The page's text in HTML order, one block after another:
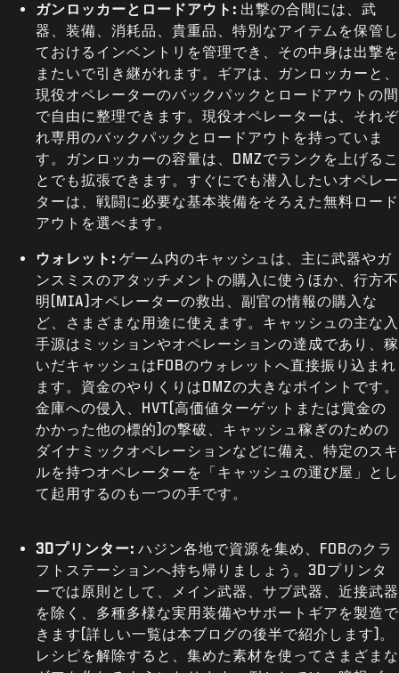
ガンロッカーとロードアウト: 出撃の合間には、武
器、装備、消耗品、貴重品、特別なアイテムを保管し
ておけるインベントリを管理でき、その中身は出撃を
またいで引き継がれます。ギアは、ガンロッカーと、
現役オペレーターのバックパックとロードアウトの間
で自由に整理できます。現役オペレーターは、それぞ
れ専用のバックパックとロードアウトを持っていま
す。ガンロッカーの容量は、DMZでランクを上げるこ
とでも拡張できます。すぐにでも潜入したいオペレー
ターは、戦闘に必要な基本装備をそろえた無料ロード
アウトを選べます。
ウォレット: ゲーム内のキャッシュは、主に武器やガ
ンスミスのアタッチメントの購入に使うほか、行方不
明(MIA)オペレーターの救出、副官の情報の購入な
ど、さまざまな用途に使えます。キャッシュの主な入
手源はミッションやオペレーションの達成であり、稼
いだキャッシュはFOBのウォレットへ直接振り込まれ
ます。資金のやりくりはDMZの大きなポイントです。
金庫への侵入、HVT(高価値ターゲットまたは賞金の
かかった他の標的)の撃破、キャッシュ稼ぎのための
ダイナミックオペレーションなどに備え、特定のスキ
ルを持つオペレーターを「キャッシュの運び屋」とし
て起用するのも一つの手です。
3Dプリンター: ハジン各地で資源を集め、FOBのクラ
フトステーションへ持ち帰りましょう。3Dプリンタ
ーでは原則として、メイン武器、サブ武器、近接武器
を除く、多種多様な実用装備やサポートギアを製造で
きます(詳しい一覧は本ブログの後半で紹介します)。
レシピを解除すると、集めた素材を使ってさまざまな